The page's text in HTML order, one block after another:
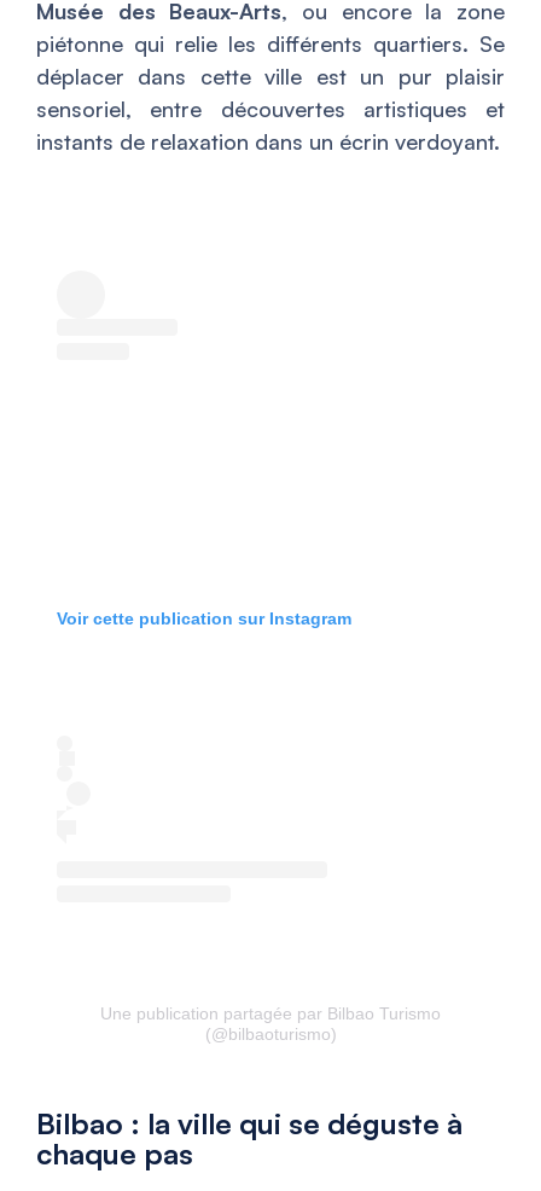
Musée des Beaux-Arts, ou encore la zone
piétonne qui relie les différents quartiers. Se
déplacer dans cette ville est un pur plaisir
sensoriel, entre découvertes artistiques et
instants de relaxation dans un écrin verdoyant.
Voir cette publication sur Instagram
Une publication partagée par Bilbao Turismo
(@bilbaoturismo)
Bilbao : la ville qui se déguste à
chaque pas